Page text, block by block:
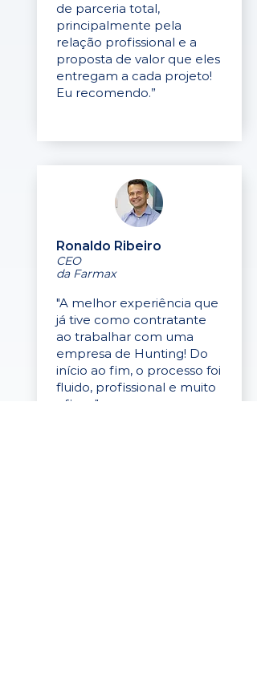
de parceria total,
principalmente pela
relação profissional e a
proposta de valor que eles
entregam a cada projeto!
Eu recomendo.”
Ronaldo Ribeiro
CEO
da Farmax
"A melhor experiência que
já tive como contratante
ao trabalhar com uma
empresa de Hunting! Do
início ao fim, o processo foi
fluido, profissional e muito
eficaz."